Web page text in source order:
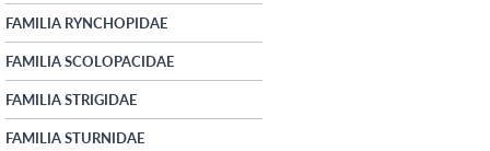
FAMILIA RYNCHOPIDAE
FAMILIA SCOLOPACIDAE
FAMILIA STRIGIDAE
FAMILIA STURNIDAE